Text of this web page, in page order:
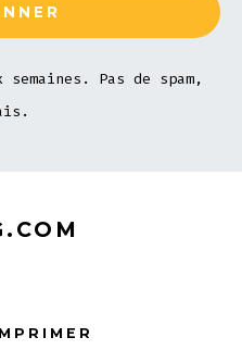
Pas de spam,